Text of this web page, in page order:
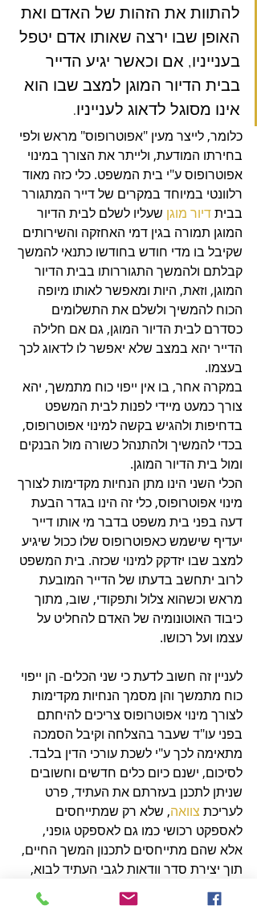
להתוות את הזהות של האדם ואת
האופן שבו ירצה שאותו אדם יטפל
בענייניו, אם וכאשר יגיע הדייר
בבית הדיור המוגן למצב שבו הוא
אינו מסוגל לדאוג לענייניו.
כלומר, לייצר מעין "אפוטרופוס" מראש ולפי
בחירתו המודעת, ולייתר את הצורך במינוי
אפוטרופוס ע"י בית המשפט. כלי כזה מאוד
רלוונטי במיוחד במקרים של דייר המתגורר
בבית דיור מוגן שעליו לשלם לבית הדיור
המוגן תמורה בגין דמי האחזקה והשירותים
שקיבל בו מדי חודש בחודשו כתנאי להמשך
קבלתם ולהמשך התגוררותו בבית הדיור
המוגן, וזאת, היות ומאפשר לאותו מיופה
הכוח להמשיך ולשלם את התשלומים
כסדרם לבית הדיור המוגן, גם אם חלילה
הדייר יהא במצב שלא יאפשר לו לדאוג לכך
בעצמו.
במקרה אחר, בו אין ייפוי כוח מתמשך, יהא
צורך כמעט מיידי לפנות לבית המשפט
בדחיפות ולהגיש בקשה למינוי אפוטרופוס,
בכדי להמשיך ולהתנהל כשורה מול הבנקים
ומול בית הדיור המוגן.
הכלי השני הינו מתן הנחיות מקדימות לצורך
מינוי אפוטרופוס, כלי זה הינו בגדר הבעת
דעה בפני בית משפט בדבר מי אותו דייר
יעדיף שישמש כאפוטרופוס שלו ככול שיגיע
למצב שבו יזדקק למינוי שכזה. בית המשפט
לרוב יתחשב בדעתו של הדייר המובעת
מראש וכשהוא צלול ותפקודי, שוב, מתוך
כיבוד האוטונומיה של האדם להחליט על
עצמו ועל רכושו.
לעניין זה חשוב לדעת כי שני הכלים- הן ייפוי
כוח מתמשך והן מסמך הנחיות מקדימות
לצורך מינוי אפוטרופוס צריכים להיחתם
בפני עו"ד שעבר בהצלחה וקיבל הסמכה
מתאימה לכך ע"י לשכת עורכי הדין בלבד.
לסיכום, ישנם כיום כלים חדשים וחשובים
שניתן לתכנן בעזרתם את העתיד, פרט
לעריכת צוואה, שלא רק שמתייחסים
לאספקט רכושי כמו גם לאספקט גופני,
אלא שהם מתייחסים לתכנון המשך החיים,
תוך יצירת סדר וודאות לגבי העתיד לבוא,
ומתן משקל של ממש לרצונו של האדם
ולהחלטותיו.